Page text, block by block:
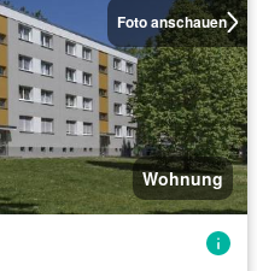
Foto anschauen
Wohnung